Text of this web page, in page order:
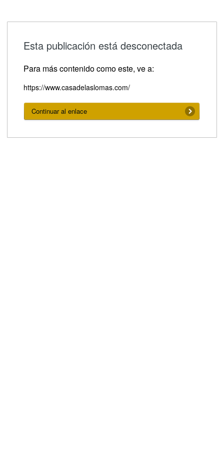
Esta publicación está desconectada
Para más contenido como este, ve a:
https://www.casadelaslomas.com/
Continuar al enlace